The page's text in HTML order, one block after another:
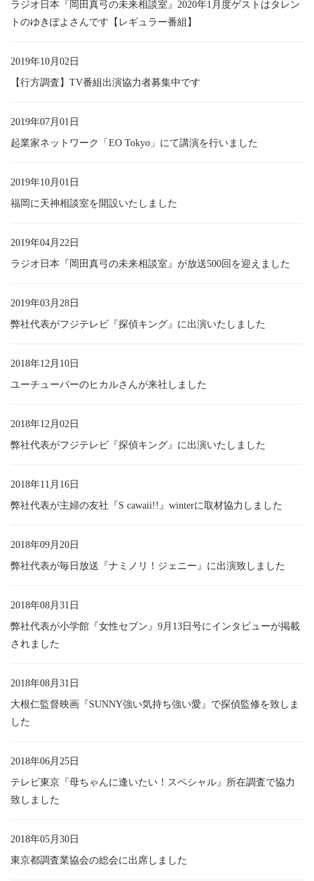
ラジオ日本『岡田真弓の未来相談室』2020年1月度ゲストはタレン
トのゆきぽよさんです【レギュラー番組】
2019年10月02日
【行方調査】TV番組出演協力者募集中です
2019年07月01日
起業家ネットワーク「EO Tokyo」にて講演を行いました
2019年10月01日
福岡に天神相談室を開設いたしました
2019年04月22日
ラジオ日本『岡田真弓の未来相談室』が放送500回を迎えました
2019年03月28日
弊社代表がフジテレビ『探偵キング』に出演いたしました
2018年12月10日
ユーチューバーのヒカルさんが来社しました
2018年12月02日
弊社代表がフジテレビ『探偵キング』に出演いたしました
2018年11月16日
弊社代表が主婦の友社『S cawaii!!』winterに取材協力しました
2018年09月20日
弊社代表が毎日放送『ナミノリ！ジェニー』に出演致しました
2018年08月31日
弊社代表が小学館『女性セブン』9月13日号にインタビューが掲載
されました
2018年08月31日
大根仁監督映画『SUNNY強い気持ち強い愛』で探偵監修を致しま
した
2018年06月25日
テレビ東京『母ちゃんに逢いたい！スペシャル』所在調査で協力
致しました
2018年05月30日
東京都調査業協会の総会に出席しました